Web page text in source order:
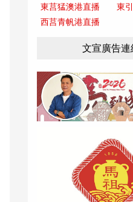
東莒猛澳港直播
東
西莒青帆港直播
文宣廣告連